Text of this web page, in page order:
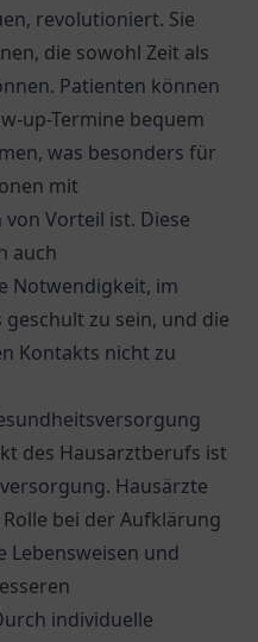
revolutioniert. Sie
die sowohl Zeit als
Patienten können
up-Termine bequem
was besonders für
mit
Vorteil ist. Diese
auch
Notwendigkeit, im
zu sein, und die
Kontakts nicht zu
des Hausarztberufs ist
Hausärzte
bei der Aufklärung
Lebensweisen und
individuelle